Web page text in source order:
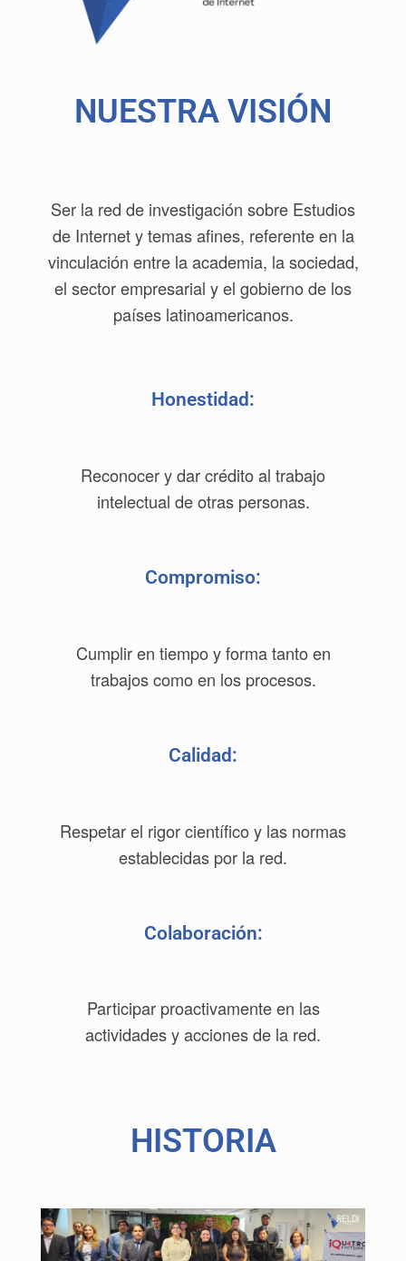
NUESTRA VISIÓN
Ser la red de investigación sobre Estudios
de Internet y temas afines, referente en la
vinculación entre la academia, la sociedad,
el sector empresarial y el gobierno de los
países latinoamericanos.
Honestidad:
Reconocer y dar crédito al trabajo
intelectual de otras personas.
Compromiso:
Cumplir en tiempo y forma tanto en
trabajos como en los procesos.
Calidad:
Respetar el rigor científico y las normas
establecidas por la red.
Colaboración:
Participar proactivamente en las
actividades y acciones de la red.
HISTORIA